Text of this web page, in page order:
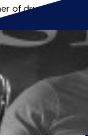
of drums and